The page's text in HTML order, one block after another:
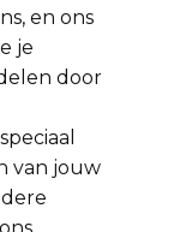
en ons
je
door
van jouw